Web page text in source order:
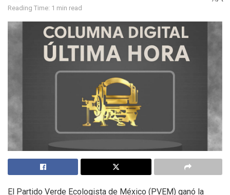
Reading Time: 1 min read
El Partido Verde Ecologista de México (PVEM) ganó la